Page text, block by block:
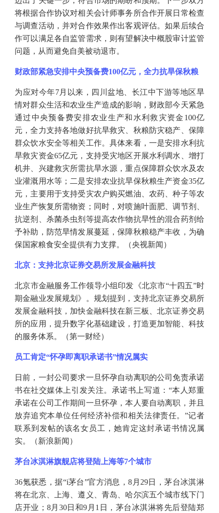
将根据合作协议对相关会计师事务所合作开展日常检查
与调查活动，并对合作效果作出客观评估。如果后续合
作可以满足各自监管需求，则有望解决中概股审计监管
问题，从而避免自美被动退市。
财政部紧急安排中央预备费100亿元，全力抗旱保秋粮
为应对今年7月以来，四川盆地、长江中下游等地区旱
情对群众生活和农业生产造成的影响，财政部今天紧急
通过中央预备费安排农业生产和水利救灾资金100亿
元，全力支持各地做好抗旱救灾、秋粮防灾稳产、保障
群众饮水安全等相关工作。具体来看，一是安排水利抗
旱救灾资金65亿元，支持受灾地区开展水利调水、增打
机井、兴建救灾所需抗旱水源，重点保障群众饮水及农
业灌溉用水等；二是安排农业抗旱保秋粮生产资金35亿
元，主要用于支持受灾农户购买燃油、农药、种子等农
业生产恢复所需物资；同时，对喷施叶面肥、调节剂、
抗逆剂、杀菌杀虫剂等提高农作物抗旱性的混合药剂给
予补助，防范旱情发展蔓延，保障秋粮稳产丰收，为确
保国家粮食安全提供有力支撑。（央视新闻）
北京：支持北京证券交易所发展金融科技
北京市金融服务工作领导小组印发《北京市“十四五”时
期金融业发展规划》。规划提到，支持北京证券交易所
发展金融科技，加快金融科技在新三板、北京证券交易
所的应用，提升数字化基础建设，打造更加智能、科技
的服务体系。（第一财经）
员工肯定“怀孕即离职承诺书”情况属实
日前，一封公司要求一旦怀孕自动离职的公司免责承诺
书在社交媒体上引发关注。承诺书上写道： “本人郑重
承诺在公司工作期间一旦怀孕，本人要自动离职，并且
放弃追究本单位任何经济补偿和相关法律责任。”记者
联系到发帖的该名女员工，她肯定这封承诺书情况属
实。（新浪新闻）
茅台冰淇淋旗舰店将登陆上海等7个城市
36氪获悉，据“i茅台”官方消息，8月29日，茅台冰淇淋
将在北京、上海、遵义、青岛、哈尔滨五个城市线下门
店开业；8月30日和9月1日，茅台冰淇淋将先后登陆郑